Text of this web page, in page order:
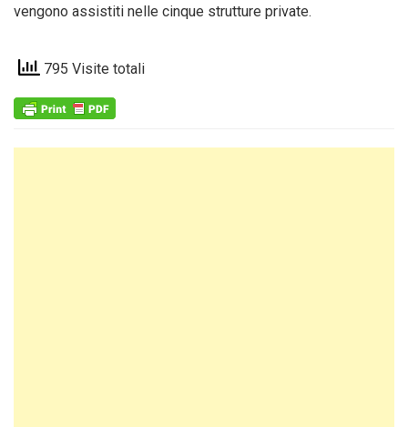
vengono assistiti nelle cinque strutture private.
795 Visite totali